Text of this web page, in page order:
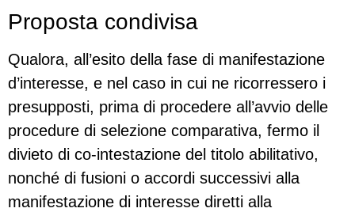
Proposta condivisa
Qualora, all’esito della fase di manifestazione
d’interesse, e nel caso in cui ne ricorressero i
presupposti, prima di procedere all’avvio delle
procedure di selezione comparativa, fermo il
divieto di co-intestazione del titolo abilitativo,
nonché di fusioni o accordi successivi alla
manifestazione di interesse diretti alla